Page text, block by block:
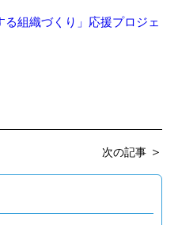
組織づくり」応援プロジェ
次の記事 ＞